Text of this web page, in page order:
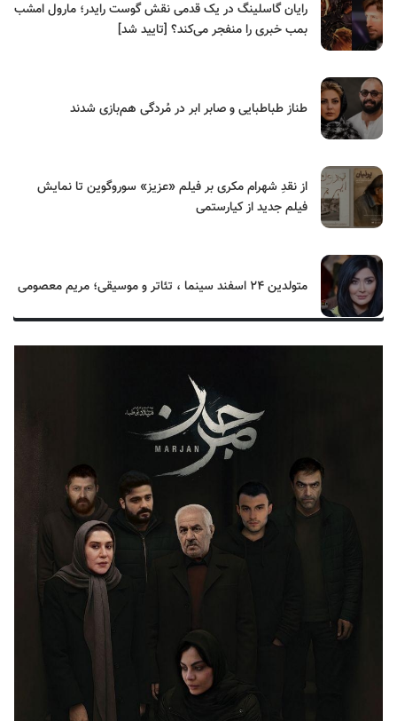
رایان گاسلینگ در یک قدمی نقش گوست رایدر؛ مارول امشب
بمب خبری را منفجر می‌کند؟ [تایید شد]
طناز طباطبایی و صابر ابر در مُردگی هم‌بازی شدند
از نقدِ شهرام مکری بر فیلم «عزیز» سوروگوین تا نمایش
فیلم جدید از کیارستمی
متولدین ۲۴ اسفند سینما ، تئاتر و موسیقی؛ مریم معصومی